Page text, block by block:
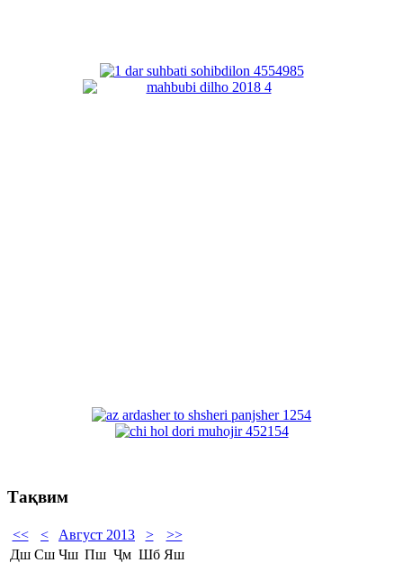
Тақвим
<< < Август 2013 >
>>
Дш Сш Чш Пш Ҷм Шб Яш